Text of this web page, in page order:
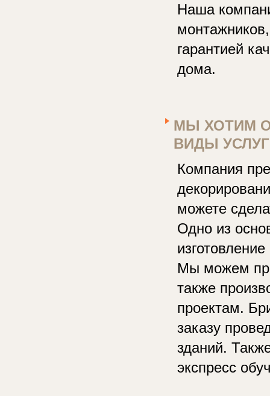
Наша
гарантией
дома.
МЫ ХОТИМ
ВИДЫ
Компания
можете
Одно из
Мы можем
также
проектам.
заказу
зданий.
экспресс